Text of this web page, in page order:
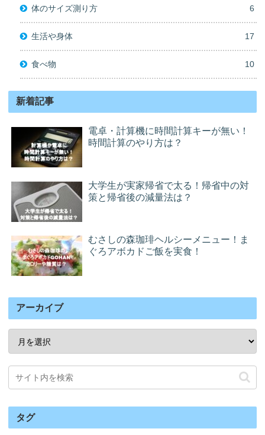
体のサイズ測り方 6
生活や身体 17
食べ物 10
新着記事
電卓・計算機に時間計算キーが無い！
時間計算のやり方は？
大学生が実家帰省で太る！帰省中の対
策と帰省後の減量法は？
むさしの森珈琲ヘルシーメニュー！ま
ぐろアボカドご飯を実食！
アーカイブ
タグ